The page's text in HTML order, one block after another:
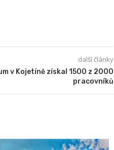
další články
v Kojetíně získal 1500 z 2000
pracovníků